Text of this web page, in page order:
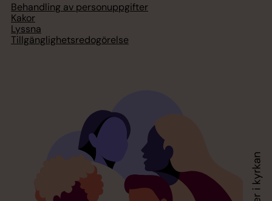
Behandling av personuppgifter
Kakor
Lyssna
Tillgänglighetsredogörelse